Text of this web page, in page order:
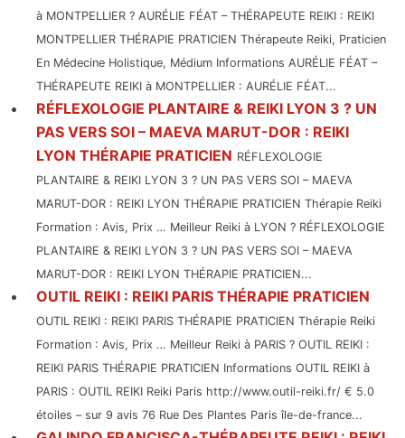
à MONTPELLIER ? AURÉLIE FÉAT – THÉRAPEUTE REIKI : REIKI
MONTPELLIER THÉRAPIE PRATICIEN Thérapeute Reiki, Praticien
En Médecine Holistique, Médium Informations AURÉLIE FÉAT –
THÉRAPEUTE REIKI à MONTPELLIER : AURÉLIE FÉAT...
RÉFLEXOLOGIE PLANTAIRE & REIKI LYON 3 ? UN
PAS VERS SOI – MAEVA MARUT-DOR : REIKI
LYON THÉRAPIE PRATICIEN RÉFLEXOLOGIE
PLANTAIRE & REIKI LYON 3 ? UN PAS VERS SOI – MAEVA
MARUT-DOR : REIKI LYON THÉRAPIE PRATICIEN Thérapie Reiki
Formation : Avis, Prix … Meilleur Reiki à LYON ? RÉFLEXOLOGIE
PLANTAIRE & REIKI LYON 3 ? UN PAS VERS SOI – MAEVA
MARUT-DOR : REIKI LYON THÉRAPIE PRATICIEN...
OUTIL REIKI : REIKI PARIS THÉRAPIE PRATICIEN
OUTIL REIKI : REIKI PARIS THÉRAPIE PRATICIEN Thérapie Reiki
Formation : Avis, Prix … Meilleur Reiki à PARIS ? OUTIL REIKI :
REIKI PARIS THÉRAPIE PRATICIEN Informations OUTIL REIKI à
PARIS : OUTIL REIKI Reiki Paris http://www.outil-reiki.fr/ € 5.0
étoiles – sur 9 avis 76 Rue Des Plantes Paris île-de-france...